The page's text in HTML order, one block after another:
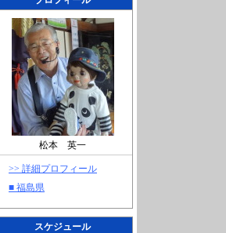
松本 英一
>> 詳細プロフィール
■ 福島県
スケジュール